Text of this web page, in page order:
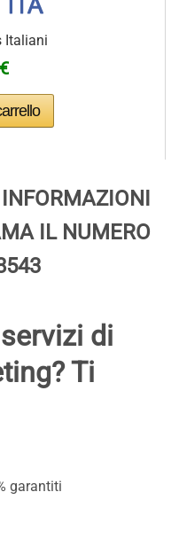
Italiani
IL NUMERO
di
Ti
garantiti